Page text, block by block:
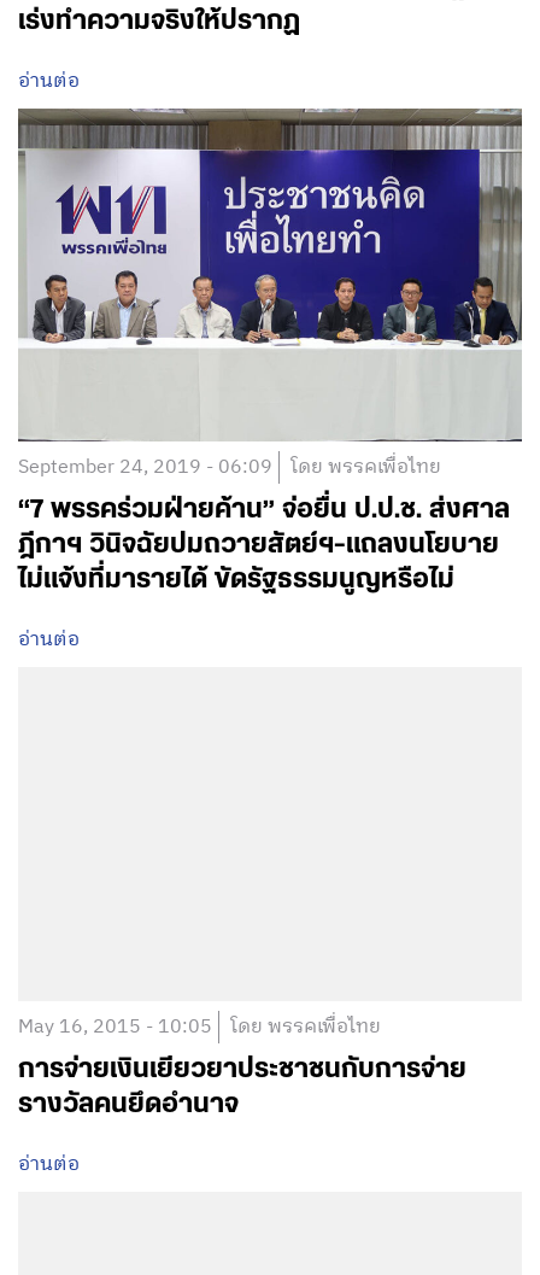
เร่งทำความจริงให้ปรากฏ
อ่านต่อ
September 24, 2019 - 06:09 โดย พรรคเพื่อไทย
“7 พรรคร่วมฝ่ายค้าน”​ จ่อยื่น ป.ป.ช. ส่งศาล
ฎีกาฯ วินิจฉัยปมถวายสัตย์ฯ-แถลงนโยบาย
ไม่แจ้งที่มารายได้ ขัดรัฐธรรมนูญหรือไม่
อ่านต่อ
May 16, 2015 - 10:05 โดย พรรคเพื่อไทย
การจ่ายเงินเยียวยาประชาชนกับการจ่าย
รางวัลคนยึดอำนาจ
อ่านต่อ